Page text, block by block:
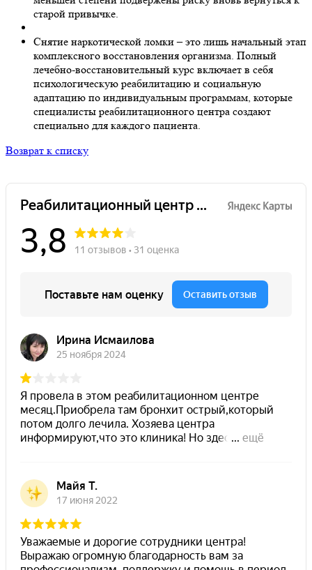
старой привычке.
Снятие наркотической ломки – это лишь начальный этап
комплексного восстановления организма. Полный
лечебно-восстановительный курс включает в себя
психологическую реабилитацию и социальную
адаптацию по индивидуальным программам, которые
специалисты реабилитационного центра создают
специально для каждого пациента.
Возврат к списку